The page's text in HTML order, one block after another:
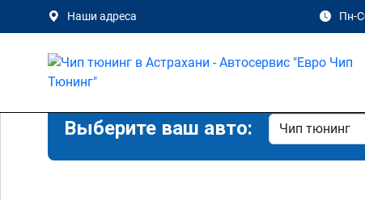
Наши адреса Пн-
Выберите ваш авто: